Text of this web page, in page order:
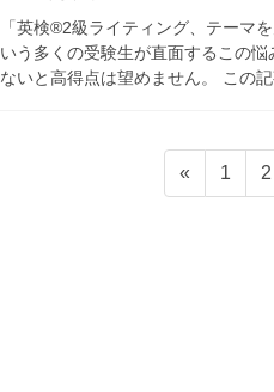
「英検®2級ライティング、テーマ
いう多くの受験生が直面するこの
ないと高得点は望めません。 この
«
固
定
1
固
2